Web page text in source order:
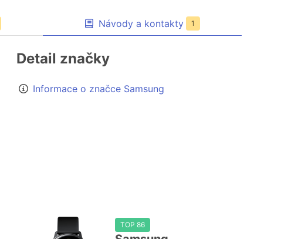
Návody a kontakty 1
Detail značky
Informace o značce Samsung
TOP 86